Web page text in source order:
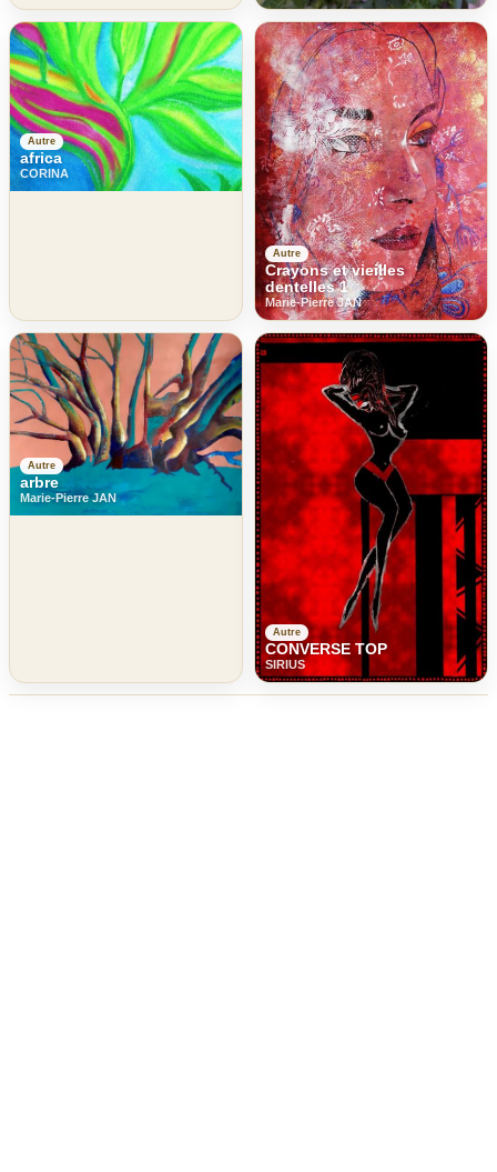
Autre
africa
CORINA
Autre
Crayons et vieilles
dentelles 1
Marie-Pierre JAN
Autre
arbre
Marie-Pierre JAN
Autre
CONVERSE TOP
SIRIUS